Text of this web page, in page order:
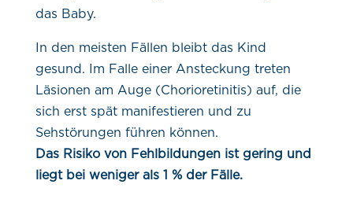
das Baby.
In den meisten Fällen bleibt das Kind
gesund. Im Falle einer Ansteckung treten
Läsionen am Auge (Chorioretinitis) auf, die
sich erst spät manifestieren und zu
Sehstörungen führen können.
Das Risiko von Fehlbildungen ist gering und
liegt bei weniger als 1 % der Fälle.